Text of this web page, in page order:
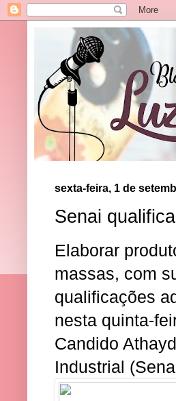
sexta-feira, 1 de
​Senai
Elaborar
massas, com
qualificações
nesta quinta-
Candido
Industrial